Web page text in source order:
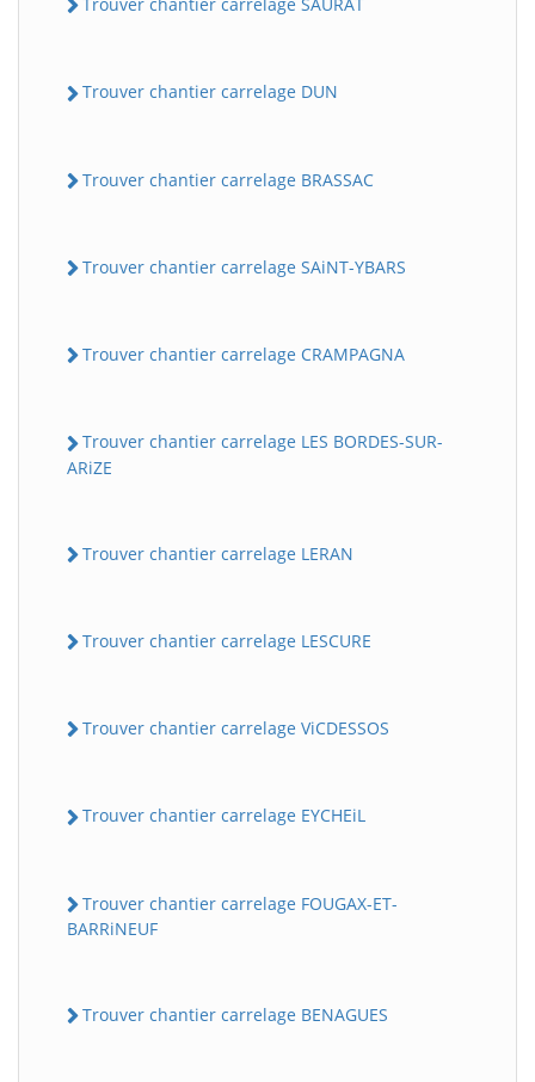
Trouver chantier carrelage DUN
Trouver chantier carrelage BRASSAC
Trouver chantier carrelage SAiNT-YBARS
Trouver chantier carrelage CRAMPAGNA
Trouver chantier carrelage LES BORDES-SUR-
ARiZE
Trouver chantier carrelage LERAN
Trouver chantier carrelage LESCURE
Trouver chantier carrelage ViCDESSOS
Trouver chantier carrelage EYCHEiL
Trouver chantier carrelage FOUGAX-ET-
BARRiNEUF
Trouver chantier carrelage BENAGUES